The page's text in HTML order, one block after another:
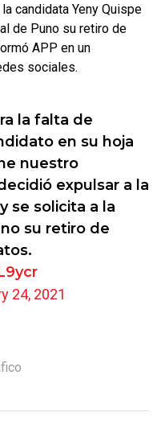
candidata Yeny Quispe
de Puno su retiro de
APP en un
sociales.
la falta de
en su hoja
nuestro
expulsar a la
se solicita a la
su retiro de
24, 2021